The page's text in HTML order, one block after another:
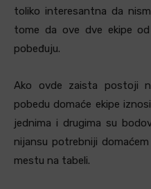
toliko interesantna da
tome da ove dve ekipe
pobeđuju.
Ako ovde zaista postoji
pobedu domaće ekipe
jednima i drugima su
nijansu potrebniji
mestu na tabeli.